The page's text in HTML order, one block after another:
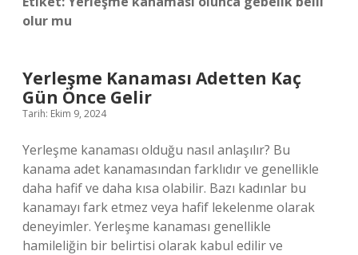
olur mu
Yerleşme Kanaması Adetten Kaç
Gün Önce Gelir
Tarih: Ekim 9, 2024
Yerleşme kanaması olduğu nasıl anlaşılır? Bu
kanama adet kanamasından farklıdır ve genellikle
daha hafif ve daha kısa olabilir. Bazı kadınlar bu
kanamayı fark etmez veya hafif lekelenme olarak
deneyimler. Yerleşme kanaması genellikle
hamileliğin bir belirtisi olarak kabul edilir ve